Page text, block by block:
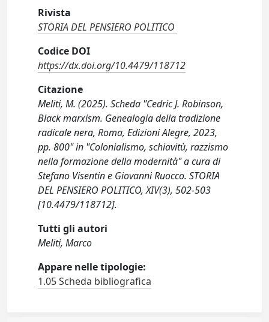
Rivista
STORIA DEL PENSIERO POLITICO
Codice DOI
https://dx.doi.org/10.4479/118712
Citazione
Meliti, M. (2025). Scheda "Cedric J. Robinson,
Black marxism. Genealogia della tradizione
radicale nera, Roma, Edizioni Alegre, 2023,
pp. 800" in "Colonialismo, schiavitù, razzismo
nella formazione della modernità" a cura di
Stefano Visentin e Giovanni Ruocco. STORIA
DEL PENSIERO POLITICO, XIV(3), 502-503
[10.4479/118712].
Tutti gli autori
Meliti, Marco
Appare nelle tipologie:
1.05 Scheda bibliografica